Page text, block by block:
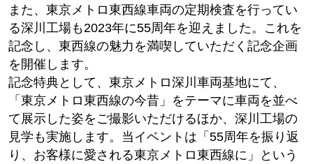
また、東京メトロ東西線車両の定期検査を行ってい
る深川工場も2023年に55周年を迎えました。これを
記念し、東西線の魅力を満喫していただく記念企画
を開催します。
記念特典として、東京メトロ深川車両基地にて、
「東京メトロ東西線の今昔」をテーマに車両を並べ
て展示した姿をご撮影いただけるほか、深川工場の
見学も実施します。当イベントは「55周年を振り返
り、お客様に愛される東京メトロ東西線に」という